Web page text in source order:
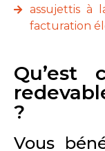
assujettis à
facturation
Qu’est
?
Vous